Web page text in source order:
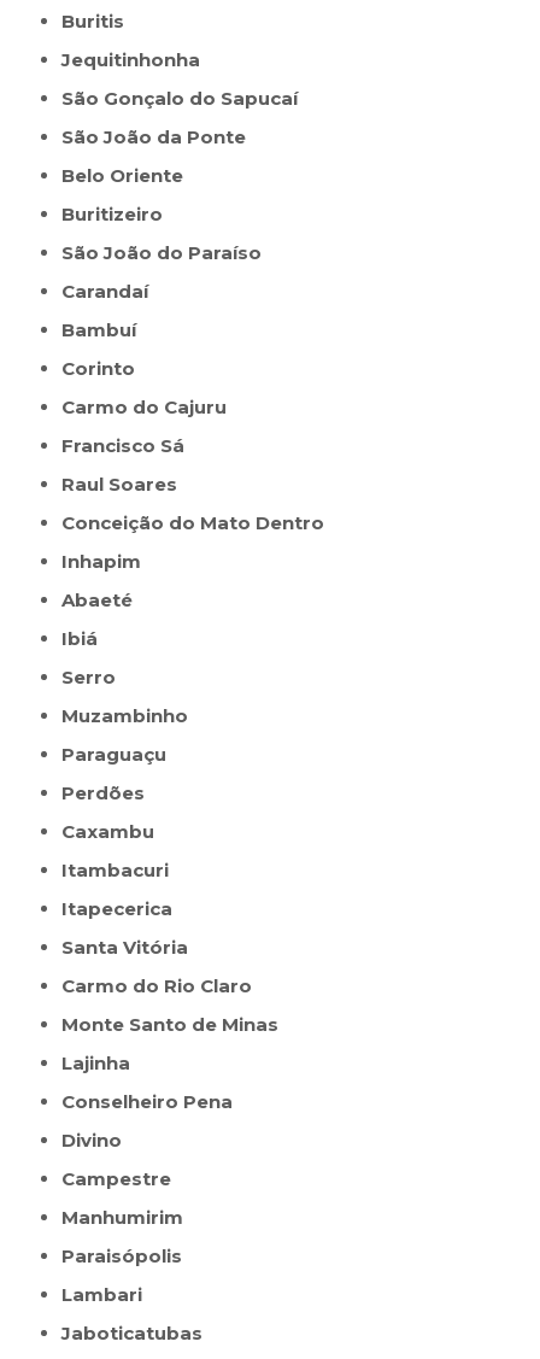
Buritis
Jequitinhonha
São Gonçalo do Sapucaí
São João da Ponte
Belo Oriente
Buritizeiro
São João do Paraíso
Carandaí
Bambuí
Corinto
Carmo do Cajuru
Francisco Sá
Raul Soares
Conceição do Mato Dentro
Inhapim
Abaeté
Ibiá
Serro
Muzambinho
Paraguaçu
Perdões
Caxambu
Itambacuri
Itapecerica
Santa Vitória
Carmo do Rio Claro
Monte Santo de Minas
Lajinha
Conselheiro Pena
Divino
Campestre
Manhumirim
Paraisópolis
Lambari
Jaboticatubas